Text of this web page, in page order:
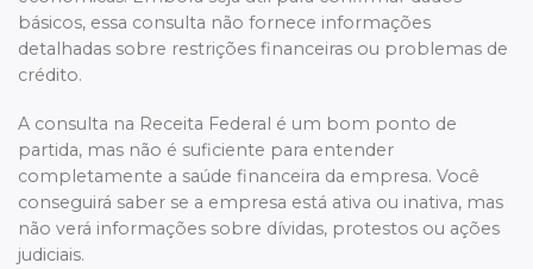
básicos, essa consulta não fornece informações
detalhadas sobre restrições financeiras ou problemas de
crédito.
A consulta na Receita Federal é um bom ponto de
partida, mas não é suficiente para entender
completamente a saúde financeira da empresa. Você
conseguirá saber se a empresa está ativa ou inativa, mas
não verá informações sobre dívidas, protestos ou ações
judiciais.